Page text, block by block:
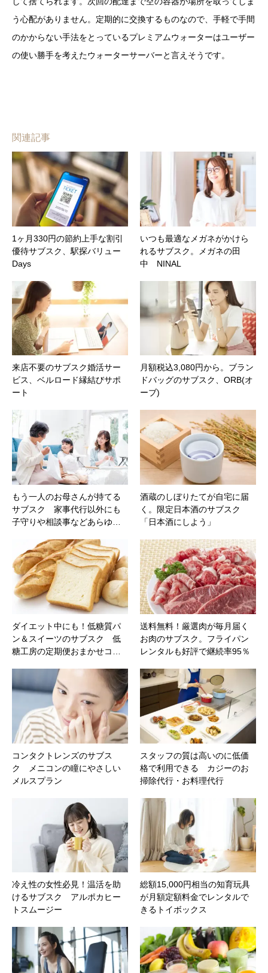
う心配がありません。定期的に交換するものなので、手軽で手間
のかからない手法をとっているプレミアムウォーターはユーザー
の使い勝手を考えたウォーターサーバーと言えそうです。
関連記事
1ヶ月330円の節約上手な割引
優待サブスク、駅探バリュー
Days
いつも最適なメガネがかけら
れるサブスク。メガネの田
中 NINAL
来店不要のサブスク婚活サー
ビス、ベルロード縁結びサポ
ート
月額税込3,080円から。ブラン
ドバッグのサブスク、ORB(オ
ーブ)
もう一人のお母さんが持てる
サブスク 家事代行以外にも
子守りや相談事などあらゆ…
酒蔵のしぼりたてが自宅に届
く。限定日本酒のサブスク
「日本酒にしよう」
ダイエット中にも！低糖質パ
ン＆スイーツのサブスク 低
糖工房の定期便おまかせコ…
送料無料！厳選肉が毎月届く
お肉のサブスク。フライパン
レンタルも好評で継続率95％
コンタクトレンズのサブス
ク メニコンの瞳にやさしい
メルスプラン
スタッフの質は高いのに低価
格で利用できる カジーのお
掃除代行・お料理代行
冷え性の女性必見！温活を助
けるサブスク アルポカヒー
トスムージー
総額15,000円相当の知育玩具
が月額定額料金でレンタルで
きるトイボックス